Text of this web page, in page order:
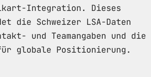
Integration. Dieses
die Schweizer LSA-Daten
und Teamangaben und die
globale Positionierung.